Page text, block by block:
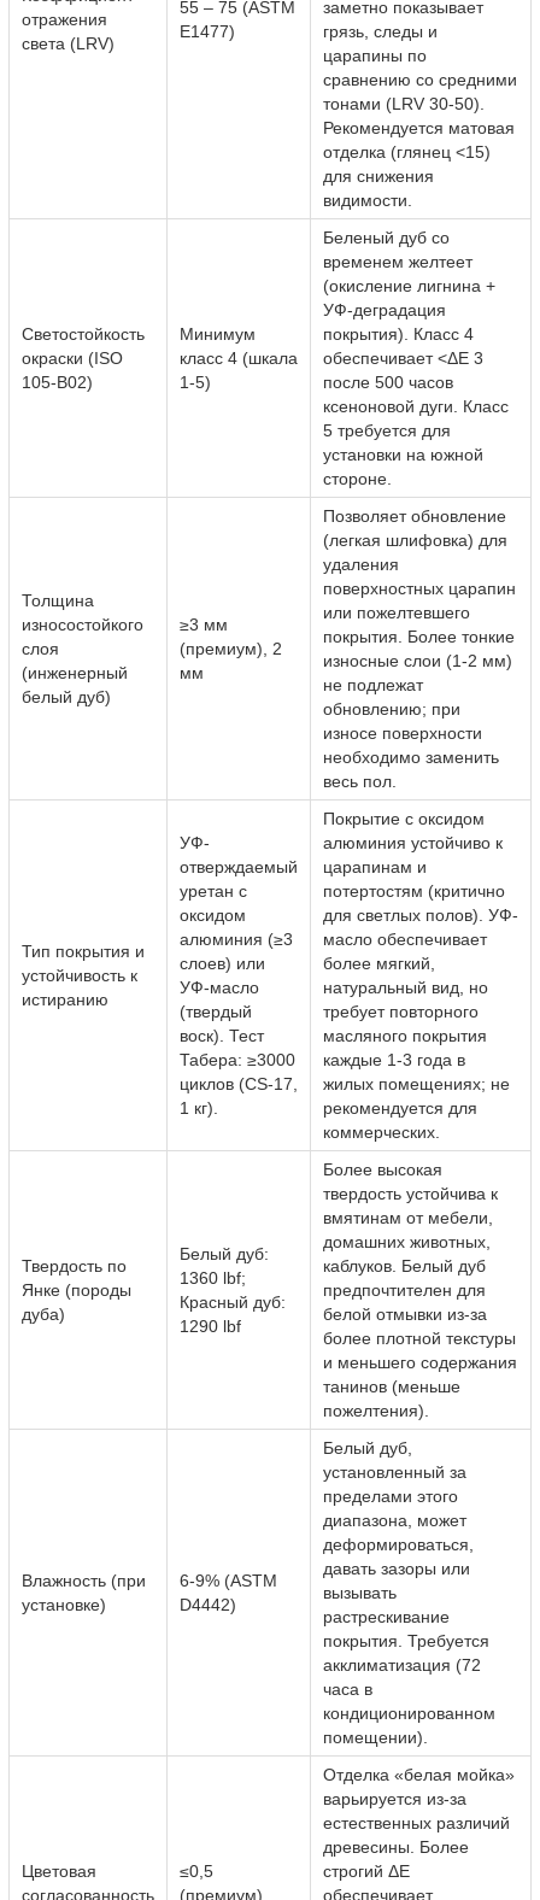
отражения
света (LRV)
55 – 75 (ASTM
E1477)
заметно показывает
грязь, следы и
царапины по
сравнению со средними
тонами (LRV 30-50).
Рекомендуется матовая
отделка (глянец <15)
для снижения
видимости.
Светостойкость
окраски (ISO
105-B02)
Минимум
класс 4 (шкала
1-5)
Беленый дуб со
временем желтеет
(окисление лигнина +
УФ-деградация
покрытия). Класс 4
обеспечивает <ΔE 3
после 500 часов
ксеноновой дуги. Класс
5 требуется для
установки на южной
стороне.
Толщина
износостойкого
слоя
(инженерный
белый дуб)
≥3 мм
(премиум), 2
мм
Позволяет обновление
(легкая шлифовка) для
удаления
поверхностных царапин
или пожелтевшего
покрытия. Более тонкие
износные слои (1-2 мм)
не подлежат
обновлению; при
износе поверхности
необходимо заменить
весь пол.
Тип покрытия и
устойчивость к
истиранию
УФ-
отверждаемый
уретан с
оксидом
алюминия (≥3
слоев) или
УФ-масло
(твердый
воск). Тест
Табера: ≥3000
циклов (CS-17,
1 кг).
Покрытие с оксидом
алюминия устойчиво к
царапинам и
потертостям (критично
для светлых полов). УФ-
масло обеспечивает
более мягкий,
натуральный вид, но
требует повторного
масляного покрытия
каждые 1-3 года в
жилых помещениях; не
рекомендуется для
коммерческих.
Твердость по
Янке (породы
дуба)
Белый дуб:
1360 lbf;
Красный дуб:
1290 lbf
Более высокая
твердость устойчива к
вмятинам от мебели,
домашних животных,
каблуков. Белый дуб
предпочтителен для
белой отмывки из-за
более плотной текстуры
и меньшего содержания
танинов (меньше
пожелтения).
Влажность (при
установке)
6-9% (ASTM
D4442)
Белый дуб,
установленный за
пределами этого
диапазона, может
деформироваться,
давать зазоры или
вызывать
растрескивание
покрытия. Требуется
акклиматизация (72
часа в
кондиционированном
помещении).
Цветовая
согласованность
≤0,5
(премиум),
Отделка «белая мойка»
варьируется из-за
естественных различий
древесины. Более
строгий ΔE
обеспечивает